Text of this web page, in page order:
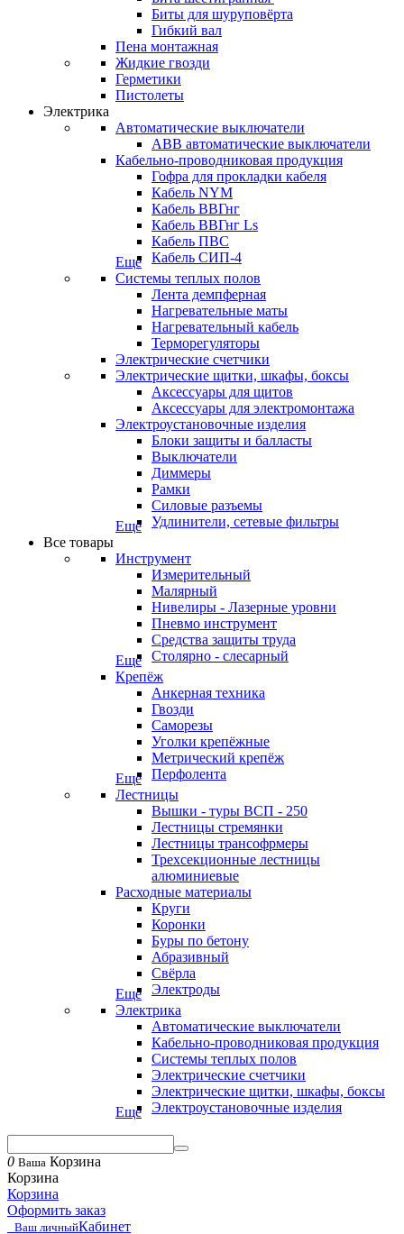
Биты для шуруповёрта
Гибкий вал
Пена монтажная
Жидкие гвозди
Герметики
Пистолеты
Электрика
Автоматические выключатели
ABB автоматические выключатели
Кабельно-проводниковая продукция
Гофра для прокладки кабеля
Кабель NYM
Кабель ВВГнг
Кабель ВВГнг Ls
Кабель ПВС
Кабель СИП-4
Еще
Системы теплых полов
Лента демпферная
Нагревательные маты
Нагревательный кабель
Терморегуляторы
Электрические счетчики
Электрические щитки, шкафы, боксы
Аксессуары для щитов
Аксессуары для электромонтажа
Электроустановочные изделия
Блоки защиты и балласты
Выключатели
Диммеры
Рамки
Силовые разъемы
Удлинители, сетевые фильтры
Еще
Все товары
Инструмент
Измерительный
Малярный
Нивелиры - Лазерные уровни
Пневмо инструмент
Средства защиты труда
Столярно - слесарный
Еще
Крепёж
Анкерная техника
Гвозди
Саморезы
Уголки крепёжные
Метрический крепёж
Перфолента
Еще
Лестницы
Вышки - туры ВСП - 250
Лестницы стремянки
Лестницы трансофрмеры
Трехсекционные лестницы
алюминиевые
Расходные материалы
Круги
Коронки
Буры по бетону
Абразивный
Свёрла
Электроды
Еще
Электрика
Автоматические выключатели
Кабельно-проводниковая продукция
Системы теплых полов
Электрические счетчики
Электрические щитки, шкафы, боксы
Электроустановочные изделия
Еще
0 Ваша Корзина
Корзина
Корзина
Оформить заказ
Ваш личныйКабинет